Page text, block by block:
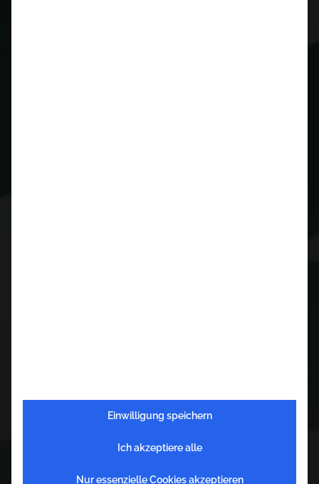
Einwilligung speichern
Ich akzeptiere alle
Nur essenzielle Cookies akzeptieren